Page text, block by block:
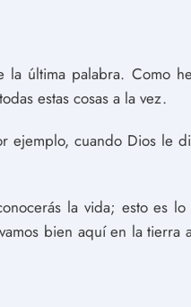
última palabra. Como
estas cosas a la vez.
cuando Dios le
la vida; esto es
bien aquí en la tierra